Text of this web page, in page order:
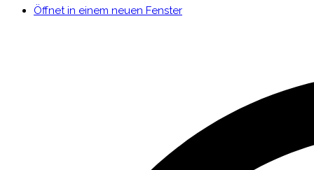
Öffnet in einem neuen Fenster